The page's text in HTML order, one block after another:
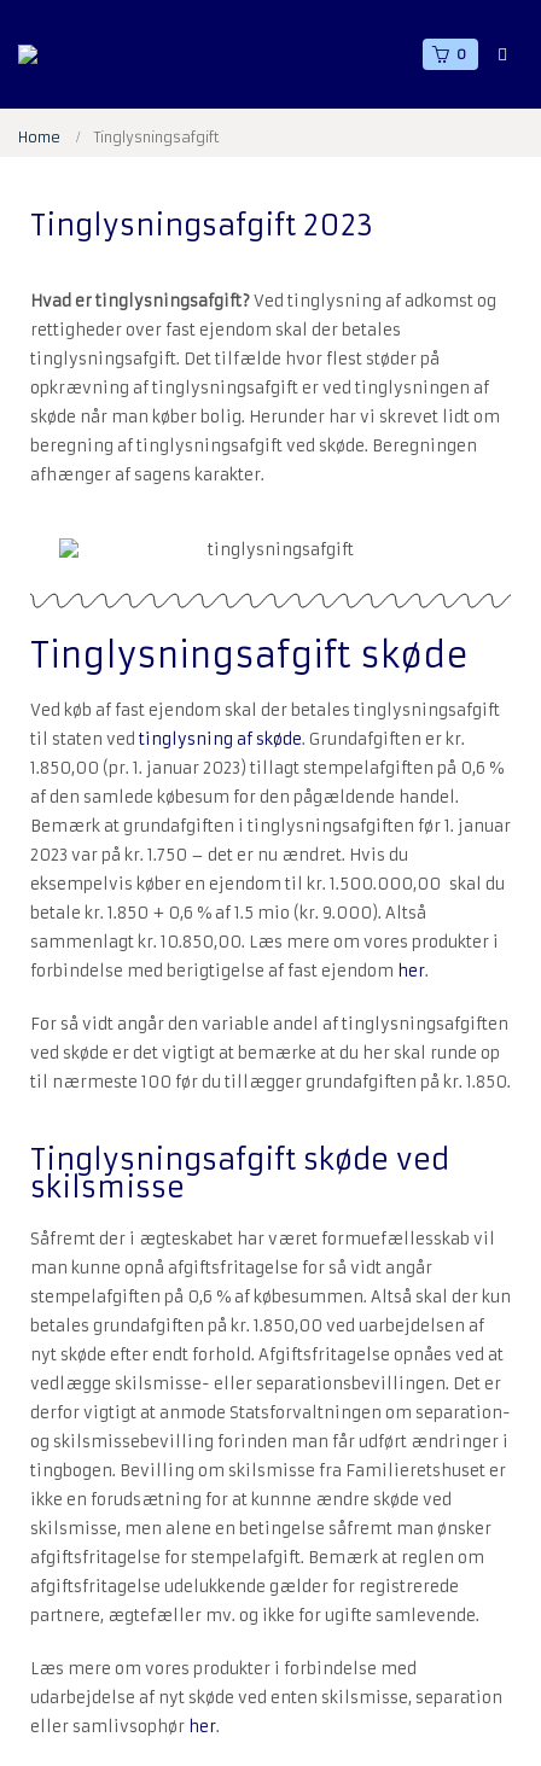
0
Home Tinglysningsafgift
Tinglysningsafgift 2023
Hvad er tinglysningsafgift?Ved tinglysning af adkomst og
rettigheder over fast ejendom skal der betales
tinglysningsafgift. Det tilfælde hvor flest støder på
opkrævning af tinglysningsafgift er ved tinglysningen af
skøde når man køber bolig. Herunder har vi skrevet lidt om
beregning af tinglysningsafgift ved skøde. Beregningen
afhænger af sagens karakter.
Tinglysningsafgift skøde
Ved køb af fast ejendom skal der betales tinglysningsafgift
til staten ved tinglysning af skøde. Grundafgiften er kr.
1.850,00 (pr. 1. januar 2023) tillagt stempelafgiften på 0,6 %
af den samlede købesum for den pågældende handel.
Bemærk at grundafgiften i tinglysningsafgiften før 1. januar
2023 var på kr. 1.750 – det er nu ændret. Hvis du
eksempelvis køber en ejendom til kr. 1.500.000,00 skal du
betale kr. 1.850 + 0,6 % af 1.5 mio (kr. 9.000). Altså
sammenlagt kr. 10.850,00. Læs mere om vores produkter i
forbindelse med berigtigelse af fast ejendom her.
For så vidt angår den variable andel af tinglysningsafgiften
ved skøde er det vigtigt at bemærke at du her skal runde op
til nærmeste 100 før du tillægger grundafgiften på kr. 1.850.
Tinglysningsafgift skøde ved
skilsmisse
Såfremt der i ægteskabet har været formuefællesskab vil
man kunne opnå afgiftsfritagelse for så vidt angår
stempelafgiften på 0,6 % af købesummen. Altså skal der kun
betales grundafgiften på kr. 1.850,00 ved uarbejdelsen af
nyt skøde efter endt forhold. Afgiftsfritagelse opnåes ved at
vedlægge skilsmisse- eller separationsbevillingen. Det er
derfor vigtigt at anmode Statsforvaltningen om separation-
og skilsmissebevilling forinden man får udført ændringer i
tingbogen. Bevilling om skilsmisse fra Familieretshuset er
ikke en forudsætning for at kunnne ændre skøde ved
skilsmisse, men alene en betingelse såfremt man ønsker
afgiftsfritagelse for stempelafgift. Bemærk at reglen om
afgiftsfritagelse udelukkende gælder for registrerede
partnere, ægtefæller mv. og ikke for ugifte samlevende.
Læs mere om vores produkter i forbindelse med
udarbejdelse af nyt skøde ved enten skilsmisse, separation
eller samlivsophør her.